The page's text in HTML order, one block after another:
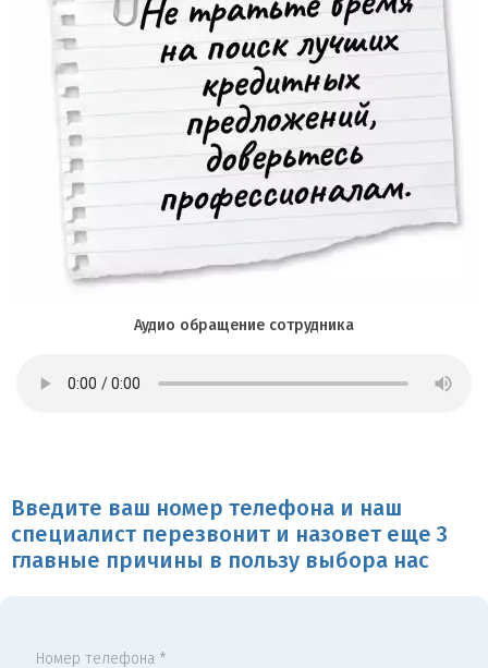
Аудио обращение сотрудника
Введите ваш номер телефона и наш
специалист перезвонит и назовет еще 3
главные причины в пользу выбора нас
Номер телефона *